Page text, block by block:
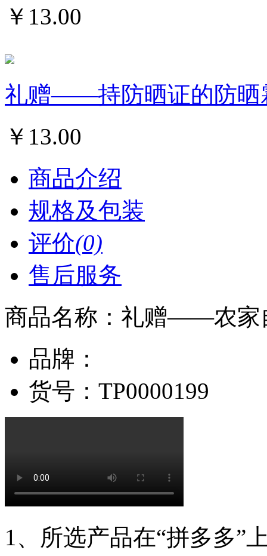
￥ 13.00
礼赠——持防晒证的防晒
￥ 13.00
商品介绍
规格及包装
评价(0)
售后服务
商品名称： 礼赠——农家
品牌：
货号： TP0000199
1、所选产品在“拼多多”